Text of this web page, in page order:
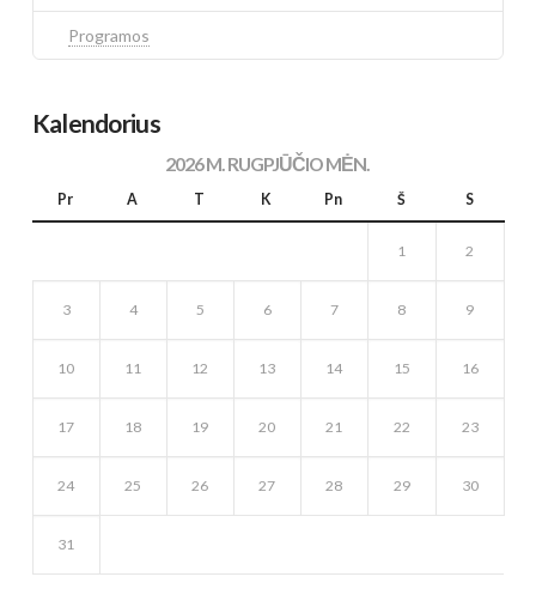
Programos
Kalendorius
2026 M. RUGPJŪČIO MĖN.
Pr A T K Pn Š S
1 2
3 4 5 6 7 8 9
10 11 12 13 14 15 16
17 18 19 20 21 22 23
24 25 26 27 28 29 30
31